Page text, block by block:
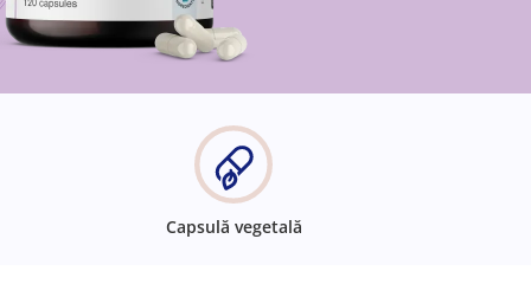
Capsulă vegetală